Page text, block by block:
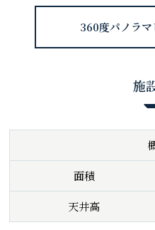
360度パノラマ
施
面積
天井高